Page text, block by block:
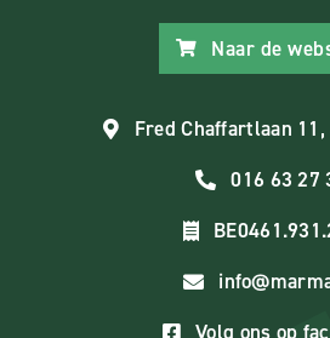
Naar de
Fred Chaffartlaan 11,
016 63 27
Volg ons op